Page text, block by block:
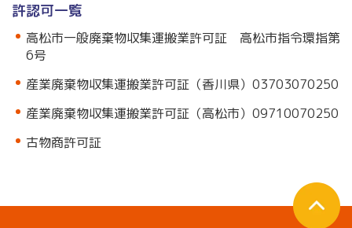
許認可一覧
高松市一般廃棄物収集運搬業許可証 高松市指令環指第
6号
産業廃棄物収集運搬業許可証（香川県）03703070250
産業廃棄物収集運搬業許可証（高松市）09710070250
古物商許可証